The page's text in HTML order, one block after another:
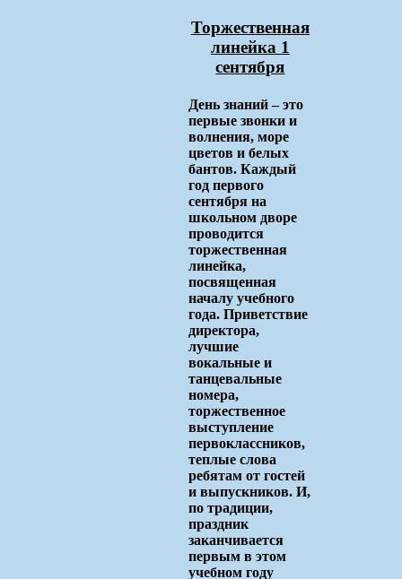
Торжественная
линейка 1
сентября
День знаний – это
первые звонки и
волнения, море
цветов и белых
бантов. Каждый
год первого
сентября на
школьном дворе
проводится
торжественная
линейка,
посвященная
началу учебного
года. Приветствие
директора,
лучшие
вокальные и
танцевальные
номера,
торжественное
выступление
первоклассников,
теплые слова
ребятам от гостей
и выпускников. И,
по традиции,
праздник
заканчивается
первым в этом
учебном году